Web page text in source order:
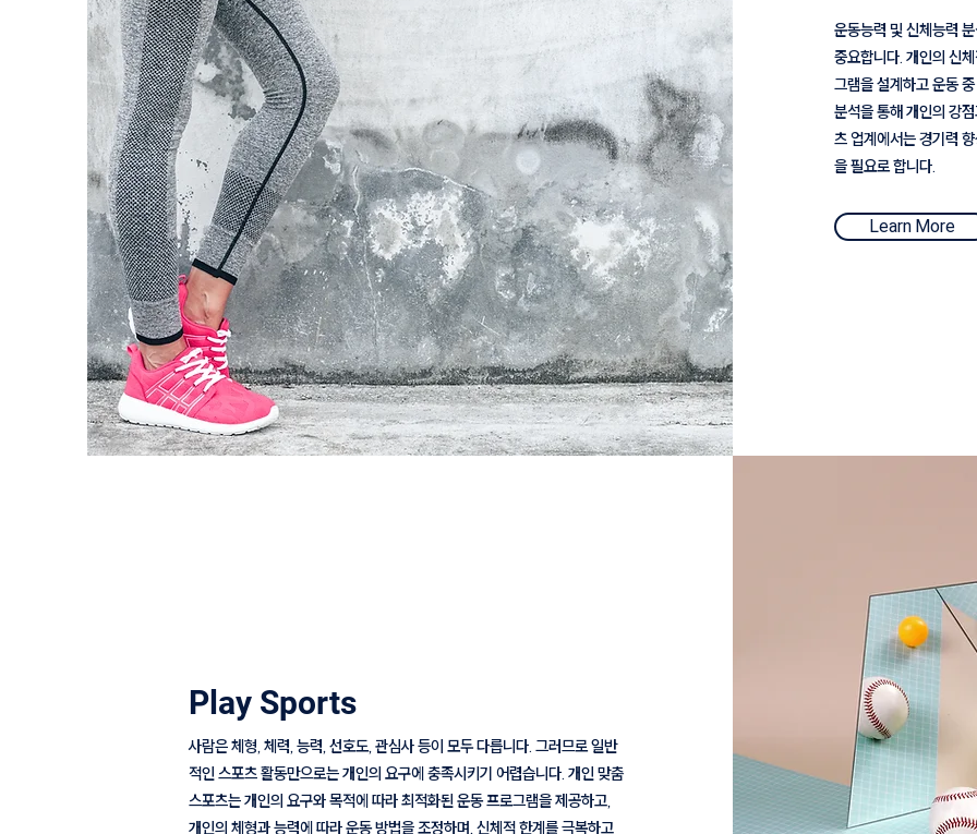
운동능력 및 신체능력
중요합니다. 개인의 신
그램을 설계하고 운동
분석을 통해 개인의 강
츠 업계에서는 경기력
을 필요로 합니다.
Learn More
Play Sports
사람은 체형, 체력, 능력, 선호도, 관심사 등이 모두 다릅니다. 그러므로 일반
적인 스포츠 활동만으로는 개인의 요구에 충족시키기 어렵습니다. 개인 맞춤
스포츠는 개인의 요구와 목적에 따라 최적화된 운동 프로그램을 제공하고,
개인의 체형과 능력에 따라 운동 방법을 조정하며, 신체적 한계를 극복하고